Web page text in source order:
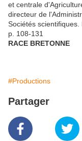
et centrale
directeur de
Sociétés
p. 108-131
RACE BRETONNE
#Productions
Partager